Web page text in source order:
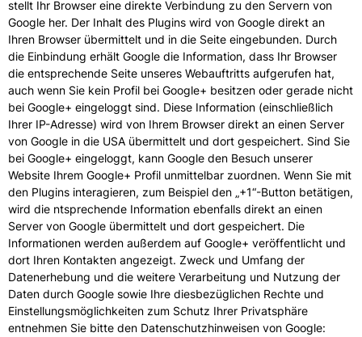
stellt Ihr Browser eine direkte Verbindung zu den Servern von
Google her. Der Inhalt des Plugins wird von Google direkt an
Ihren Browser übermittelt und in die Seite eingebunden. Durch
die Einbindung erhält Google die Information, dass Ihr Browser
die entsprechende Seite unseres Webauftritts aufgerufen hat,
auch wenn Sie kein Profil bei Google+ besitzen oder gerade nicht
bei Google+ eingeloggt sind. Diese Information (einschließlich
Ihrer IP-Adresse) wird von Ihrem Browser direkt an einen Server
von Google in die USA übermittelt und dort gespeichert. Sind Sie
bei Google+ eingeloggt, kann Google den Besuch unserer
Website Ihrem Google+ Profil unmittelbar zuordnen. Wenn Sie mit
den Plugins interagieren, zum Beispiel den „+1“-Button betätigen,
wird die ntsprechende Information ebenfalls direkt an einen
Server von Google übermittelt und dort gespeichert. Die
Informationen werden außerdem auf Google+ veröffentlicht und
dort Ihren Kontakten angezeigt. Zweck und Umfang der
Datenerhebung und die weitere Verarbeitung und Nutzung der
Daten durch Google sowie Ihre diesbezüglichen Rechte und
Einstellungsmöglichkeiten zum Schutz Ihrer Privatsphäre
entnehmen Sie bitte den Datenschutzhinweisen von Google: